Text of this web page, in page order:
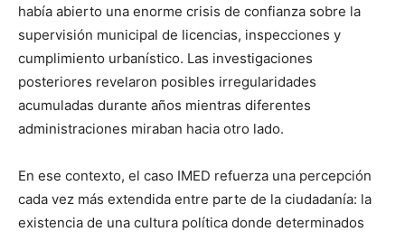
había abierto una enorme crisis de confianza sobre la
supervisión municipal de licencias, inspecciones y
cumplimiento urbanístico. Las investigaciones
posteriores revelaron posibles irregularidades
acumuladas durante años mientras diferentes
administraciones miraban hacia otro lado.
En ese contexto, el caso IMED refuerza una percepción
cada vez más extendida entre parte de la ciudadanía: la
existencia de una cultura política donde determinados